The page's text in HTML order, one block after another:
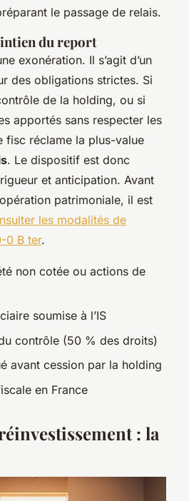
le passage de relais.
du report
exonération. Il s’agit d’un
des obligations strictes. Si
de la holding, ou si
apportés sans respecter les
fisc réclame la plus-value
. Le dispositif est donc
et anticipation. Avant
patrimoniale, il est
les modalités de
0 B ter.
non cotée ou actions de
soumise à l’IS
contrôle (50 % des droits)
avant cession par la holding
en France
: la